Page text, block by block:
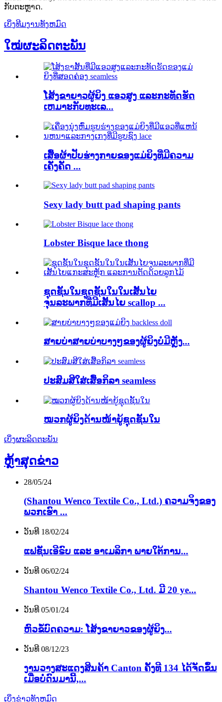
ກັບຕະຫຼາດ.
ເບິ່ງທີມງານທັງຫມົດ
ໃໝ່ຜະລິດຕະພັນ
ໂສ້ງຂາຍາວຜູ້ຍິງ ແອວສູງ ແລະກະທັດຮັດ
ເຫມາະກັບທະເລ...
ເສື້ອ​ຜ້າ​ປັບ​ຮ່າງ​ກາຍ​ຂອງ​ແມ່​ຍິງ​ທີ່​ມີ​ຄວາມ​
ເຄັ່ງ​ຄັດ ...
Sexy lady butt pad shaping pants
Lobster Bisque lace thong
ຊຸດຊັ້ນໃນຊຸດຊັ້ນໃນໃນເສັ້ນໄຍ
ຈຸນລະພາກທີ່ມີເສັ້ນໄຍ scallop ...
ສາຍບ່າສາຍບ່າບາງໆຂອງຜູ້ຍິງບໍ່ມີຫຼັງ...
ປະສົມສີໃສ່ເສື້ອກິລາ seamless
ໝວກຜູ້ຍິງດ້ານໜ້າຍູ້ຊຸດຊັ້ນໃນ
ເບິ່ງຜະລິດຕະພັນ
ຫຼ້າ​ສຸດຂ່າວ
28/05/24
(Shantou Wenco Textile Co., Ltd.) ຄວາມຈິງຂອງ
ພວກເຮົາ ...
ວັນທີ 18/02/24
ແຟຊັ່ນເອີຣົບ ແລະ ອາເມລິກາ ພາຍໃຕ້ການ...
ວັນທີ 06/02/24
Shantou Wenco Textile Co., Ltd. ມີ 20 ye...
ວັນທີ 05/01/24
ຫົວຂໍ້ບົດຄວາມ: ໂສ້ງຂາຍາວຂອງຜູ້ຍິງ...
ວັນທີ 08/12/23
ງານ​ວາງສະ​ແດງ​ສິນຄ້າ Canton ຄັ້ງ​ທີ 134 ​ໄດ້​ຈັດ​ຂຶ້ນ​
ເມື່ອ​ບໍ່​ດົນ​ມາ​ນີ້,...
ເບິ່ງຂ່າວທັງຫມົດ